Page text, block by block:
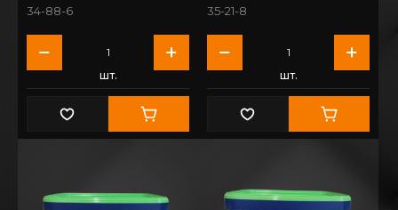
34-88-6
шт.
35-21-8
шт.